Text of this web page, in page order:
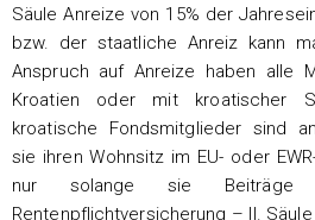
Säule Anreize von 15% der
bzw. der staatliche Anreiz kann
Anspruch auf Anreize haben alle
Kroatien oder mit kroatischer
kroatische Fondsmitglieder sind
sie ihren Wohnsitz im EU- oder
nur solange sie Beiträge
Rentenpflichtversicherung – II.